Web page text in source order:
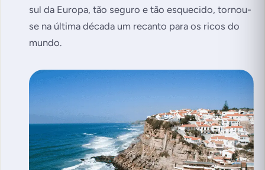
sul da Europa, tão seguro e tão esquecido, tornou-
se na última década um recanto para os ricos do
mundo.